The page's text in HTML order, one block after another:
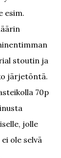
esim.
stoutin ja
järjetöntä.
70p
jolle
ole selvä